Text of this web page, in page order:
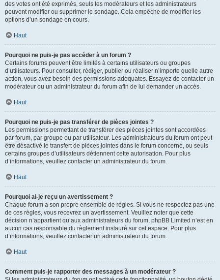
des votes ont été exprimés, seuls les modérateurs et les administrateurs
peuvent modifier ou supprimer le sondage. Cela empêche de modifier les
options d’un sondage en cours.
Haut
Pourquoi ne puis-je pas accéder à un forum ?
Certains forums peuvent être limités à certains utilisateurs ou groupes
d’utilisateurs. Pour consulter, rédiger, publier ou réaliser n’importe quelle autre
action, vous avez besoin des permissions adéquates. Essayez de contacter un
modérateur ou un administrateur du forum afin de lui demander un accès.
Haut
Pourquoi ne puis-je pas transférer de pièces jointes ?
Les permissions permettant de transférer des pièces jointes sont accordées
par forum, par groupe ou par utilisateur. Les administrateurs du forum ont peut-
être désactivé le transfert de pièces jointes dans le forum concerné, ou seuls
certains groupes d’utilisateurs détiennent cette autorisation. Pour plus
d’informations, veuillez contacter un administrateur du forum.
Haut
Pourquoi ai-je reçu un avertissement ?
Chaque forum a son propre ensemble de règles. Si vous ne respectez pas une
de ces règles, vous recevrez un avertissement. Veuillez noter que cette
décision n’appartient qu’aux administrateurs du forum, phpBB Limited n’est en
aucun cas responsable du règlement instauré sur cet espace. Pour plus
d’informations, veuillez contacter un administrateur du forum.
Haut
Comment puis-je rapporter des messages à un modérateur ?